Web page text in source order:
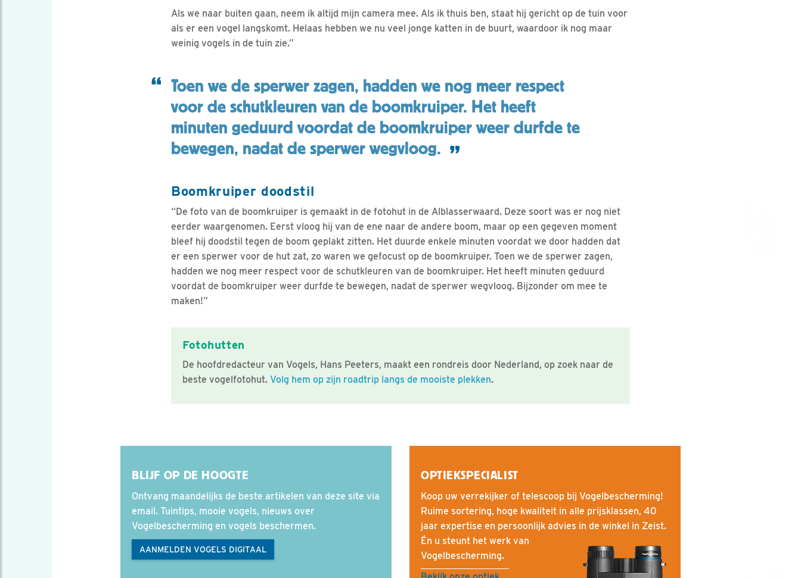
Als we naar buiten gaan, neem ik altijd mijn camera mee. Als ik thuis ben, staat hij gericht op de tuin voor
als er een vogel langskomt. Helaas hebben we nu veel jonge katten in de buurt, waardoor ik nog maar
weinig vogels in de tuin zie.”
Toen we de sperwer zagen, hadden we nog meer respect
voor de schutkleuren van de boomkruiper. Het heeft
minuten geduurd voordat de boomkruiper weer durfde te
bewegen, nadat de sperwer wegvloog.
Boomkruiper doodstil
“De foto van de boomkruiper is gemaakt in de fotohut in de Alblasserwaard. Deze soort was er nog niet
eerder waargenomen. Eerst vloog hij van de ene naar de andere boom, maar op een gegeven moment
bleef hij doodstil tegen de boom geplakt zitten. Het duurde enkele minuten voordat we door hadden dat
er een sperwer voor de hut zat, zo waren we gefocust op de boomkruiper. Toen we de sperwer zagen,
hadden we nog meer respect voor de schutkleuren van de boomkruiper. Het heeft minuten geduurd
voordat de boomkruiper weer durfde te bewegen, nadat de sperwer wegvloog. Bijzonder om mee te
maken!”
Fotohutten
De hoofdredacteur van Vogels, Hans Peeters, maakt een rondreis door Nederland, op zoek naar de
beste vogelfotohut. Volg hem op zijn roadtrip langs de mooiste plekken.
BLIJF OP DE HOOGTE
Ontvang maandelijks de beste artikelen van deze site via
email. Tuintips, mooie vogels, nieuws over
Vogelbescherming en vogels beschermen.
AANMELDEN VOGELS DIGITAAL
OPTIEKSPECIALIST
Koop uw verrekijker of telescoop bij Vogelbescherming!
Ruime sortering, hoge kwaliteit in alle prijsklassen, 40
jaar expertise en persoonlijk advies in de winkel in Zeist.
Én u steunt het werk van
Vogelbescherming.